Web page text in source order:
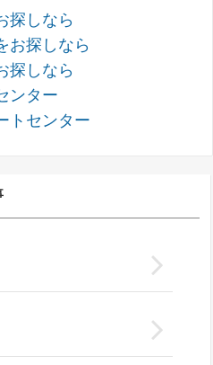
探しなら
お探しなら
探しなら
ンター
トセンター